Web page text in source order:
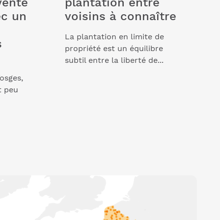
un
peu
voisins à connaître
La plantation en limite de
propriété est un équilibre
subtil entre la liberté de...